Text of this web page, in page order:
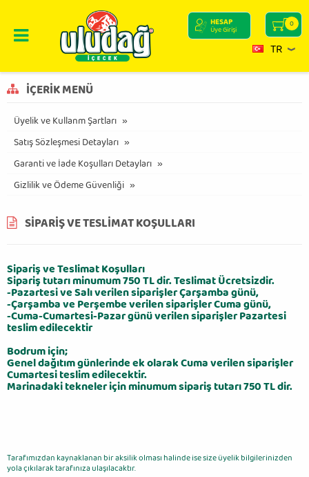
0
HESAP
Üye Girişi
TR
İÇERIK MENÜ
Üyelik ve Kullanm Şartları
Satış Sözleşmesi Detayları
Garanti ve İade Koşulları Detayları
Gizlilik ve Ödeme Güvenliği
SIPARIŞ VE TESLIMAT KOŞULLARI
Sipariş ve Teslimat Koşulları
Sipariş tutarı minumum 750 TL dir. Teslimat Ücretsizdir.
-Pazartesi ve Salı verilen siparişler Çarşamba günü,
-Çarşamba ve Perşembe verilen siparişler Cuma günü,
-Cuma-Cumartesi-Pazar günü verilen siparişler Pazartesi
teslim edilecektir
Bodrum için;
Genel dağıtım günlerinde ek olarak Cuma verilen siparişler
Cumartesi teslim edilecektir.
Marinadaki tekneler için minumum sipariş tutarı 750 TL dir.
Tarafımızdan kaynaklanan bir aksilik olması halinde ise size üyelik bilgilerinizden
yola çıkılarak tarafınıza ulaşılacaktır.